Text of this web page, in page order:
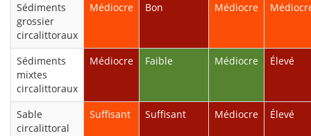
Sédiments
grossier
circalittoraux
Médiocre Bon Médiocre
Sédiments
mixtes
circalittoraux
Médiocre Faible Médiocre Élevé
Sable
circalittoral
Suffisant Suffisant Médiocre Élevé